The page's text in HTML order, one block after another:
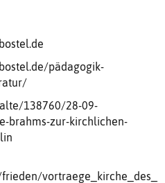
pädagogik-
138760/28-09-
brahms-zur-kirchlichen-